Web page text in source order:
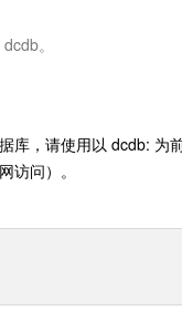
。
，请使用以 dcdb: 为
访问）。